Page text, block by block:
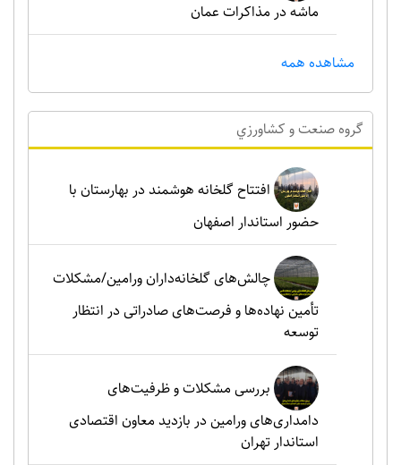
ماشه در مذاکرات عمان
مشاهده همه
گروه صنعت و کشاورزي
افتتاح گلخانه هوشمند در بهارستان با
حضور استاندار اصفهان
چالش‌های گلخانه‌داران ورامین/مشکلات
تأمین نهاده‌ها و فرصت‌های صادراتی در انتظار
توسعه
بررسی مشکلات و ظرفیت‌های
دامداری‌های ورامین در بازدید معاون اقتصادی
استاندار تهران